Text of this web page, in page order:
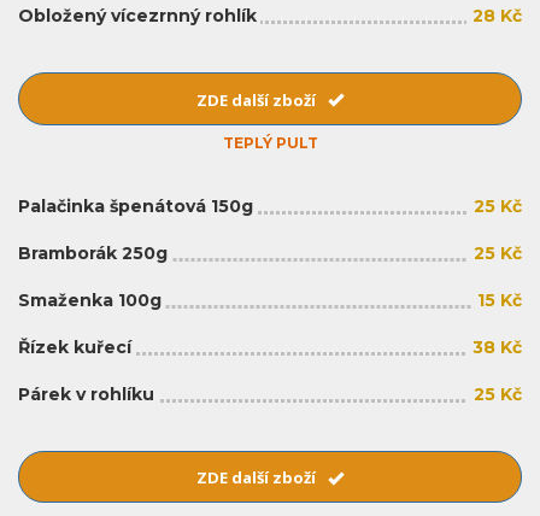
Obložený vícezrnný rohlík 28 Kč
ZDE další zboží
TEPLÝ PULT
Palačinka špenátová 150g 25 Kč
Bramborák 250g 25 Kč
Smaženka 100g 15 Kč
Řízek kuřecí 38 Kč
Párek v rohlíku 25 Kč
ZDE další zboží